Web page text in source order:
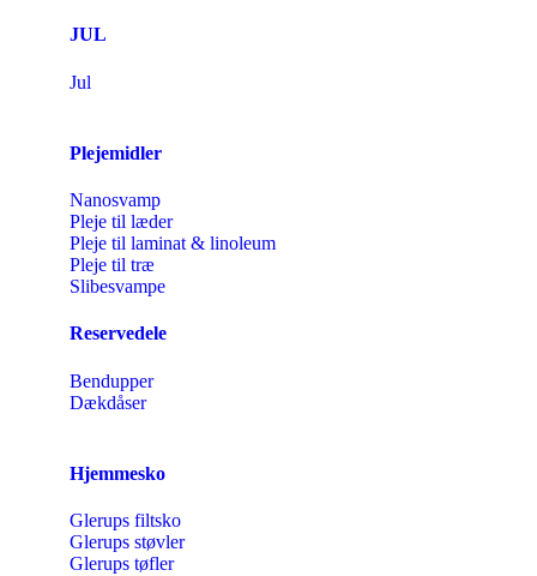
JUL
Jul
Plejemidler
Nanosvamp
Pleje til læder
Pleje til laminat & linoleum
Pleje til træ
Slibesvampe
Reservedele
Bendupper
Dækdåser
Hjemmesko
Glerups filtsko
Glerups støvler
Glerups tøfler